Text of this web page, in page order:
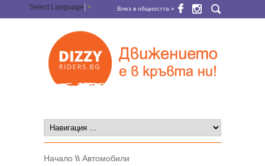
Select Language ▼ Влез в общността »
Начало \\ Автомобили